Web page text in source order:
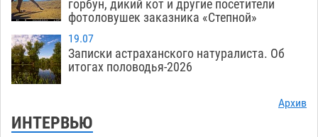
горбун, дикий кот и другие посетители
фотоловушек заказника «Степной»
19.07
Записки астраханского натуралиста. Об
итогах половодья-2026
Архив
ИНТЕРВЬЮ